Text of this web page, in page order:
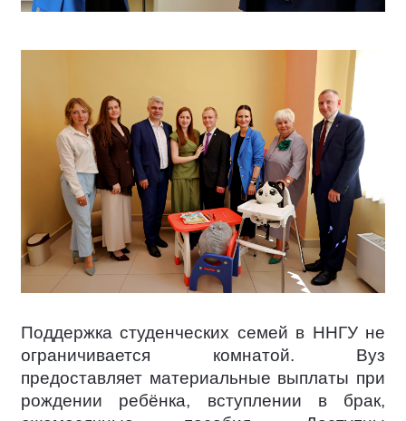
Поддержка студенческих семей в ННГУ не
ограничивается комнатой. Вуз
предоставляет материальные выплаты при
рождении ребёнка, вступлении в брак,